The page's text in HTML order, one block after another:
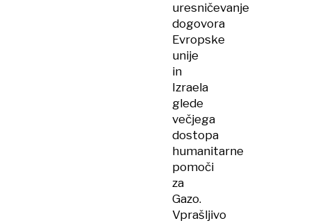
uresničevanje
dogovora
Evropske
unije
in
Izraela
glede
večjega
dostopa
humanitarne
pomoči
za
Gazo.
Vprašljivo